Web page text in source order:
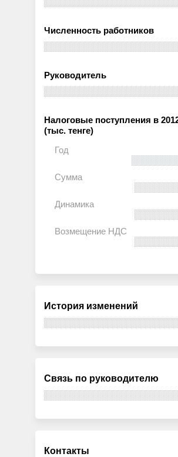
Численность работников
Руководитель
Налоговые поступления в
(тыс. тенге)
История изменений
Связь по руководителю
Контакты